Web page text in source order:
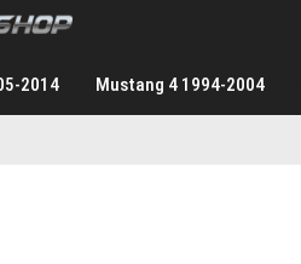
2014 Mustang 4 1994-2004